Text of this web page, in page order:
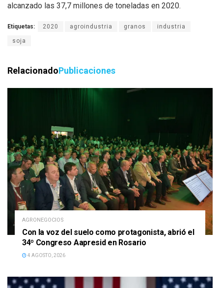
alcanzado las 37,7 millones de toneladas en 2020.
Etiquetas: 2020 agroindustria granos industria
soja
RelacionadoPublicaciones
AGRONEGOCIOS
Con la voz del suelo como protagonista, abrió el
34º Congreso Aapresid en Rosario
4 AGOSTO, 2026